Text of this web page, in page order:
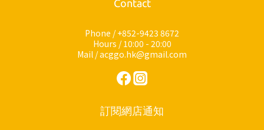
Contact
Phone / +852-9423 8672
Hours / 10:00 - 20:00
Mail / acggo.hk@gmail.com
訂閱網店通知